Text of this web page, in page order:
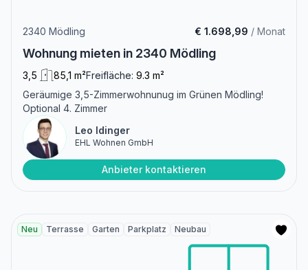
2340 Mödling € 1.698,99 / Monat
Wohnung mieten in 2340 Mödling
3,5 85,1 m²Freifläche: 9.3 m²
Geräumige 3,5-Zimmerwohnunug im Grünen Mödling!
Optional 4. Zimmer
Leo Idinger
EHL Wohnen GmbH
Anbieter kontaktieren
Neu Terrasse Garten Parkplatz Neubau